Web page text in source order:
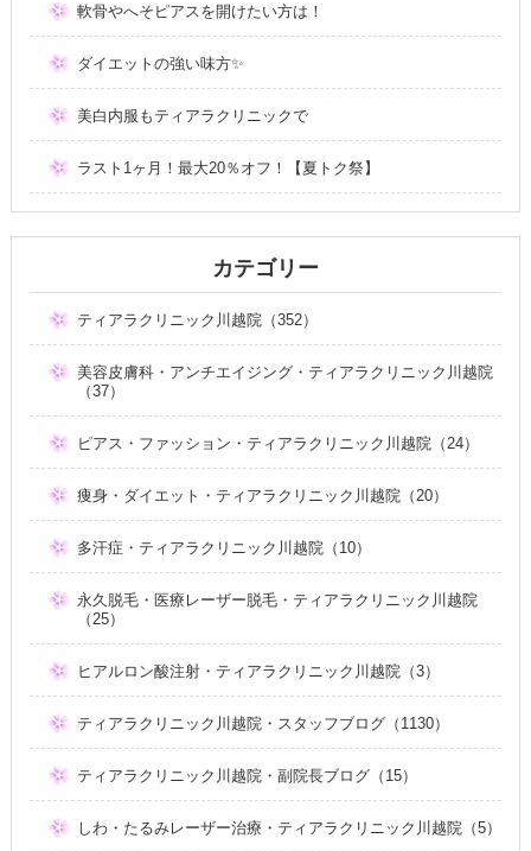
軟骨やへそピアスを開けたい方は！
ダイエットの強い味方✨
美白内服もティアラクリニックで
ラスト1ヶ月！最大20％オフ！【夏トク祭】
カテゴリー
ティアラクリニック川越院（352）
美容皮膚科・アンチエイジング・ティアラクリニック川越院
（37）
ピアス・ファッション・ティアラクリニック川越院（24）
痩身・ダイエット・ティアラクリニック川越院（20）
多汗症・ティアラクリニック川越院（10）
永久脱毛・医療レーザー脱毛・ティアラクリニック川越院
（25）
ヒアルロン酸注射・ティアラクリニック川越院（3）
ティアラクリニック川越院・スタッフブログ（1130）
ティアラクリニック川越院・副院長ブログ（15）
しわ・たるみレーザー治療・ティアラクリニック川越院（5）